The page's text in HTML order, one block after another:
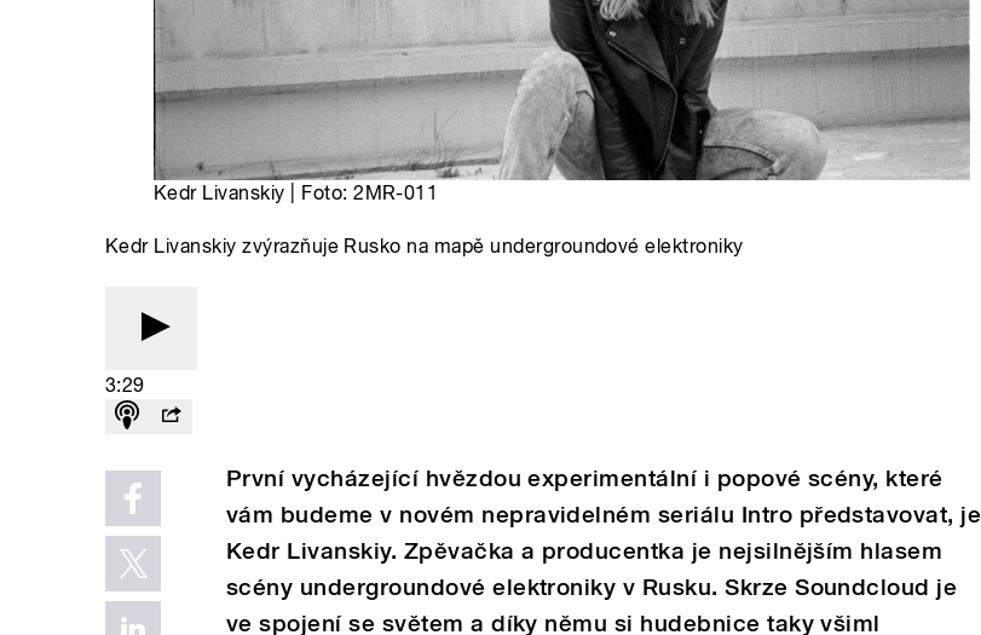
Kedr Livanskiy | Foto: 2MR-011
Kedr Livanskiy zvýrazňuje Rusko na mapě undergroundové elektroniky
3:29
První vycházející hvězdou experimentální i popové scény, které
vám budeme v novém nepravidelném seriálu Intro představovat, je
Kedr Livanskiy. Zpěvačka a producentka je nejsilnějším hlasem
scény undergroundové elektroniky v Rusku. Skrze Soundcloud je
ve spojení se světem a díky němu si hudebnice taky všiml